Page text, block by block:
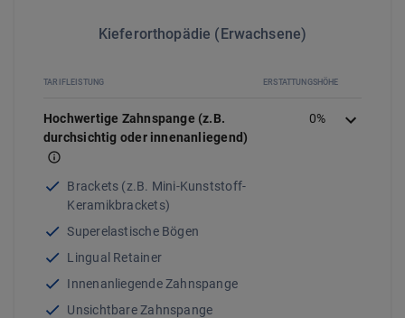
Kieferorthopädie (Erwachsene)
TARIFLEISTUNG ERSTATTUNGSHÖHE
Hochwertige Zahnspange (z.B.
durchsichtig oder innenanliegend)
Brackets (z.B. Mini-Kunststoff-
Keramikbrackets)
Superelastische Bögen
Lingual Retainer
Innenanliegende Zahnspange
Unsichtbare Zahnspange
0%